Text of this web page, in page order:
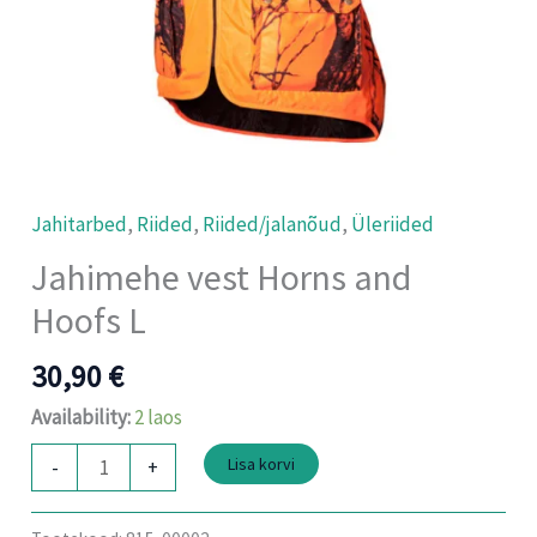
Jahitarbed, Riided, Riided/jalanõud, Üleriided
Jahimehe vest Horns and
Hoofs L
30,90€
Availability:2 laos
-
+ Lisa korvi